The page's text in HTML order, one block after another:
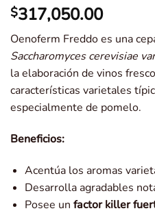
$317,050.00
Oenoferm Freddo es una
Saccharomyces cerevisiae
la elaboración de vinos
características varietales
especialmente de pomelo.
Beneficios:
Acentúa los aromas
Desarrolla agradables
Posee un factor killer